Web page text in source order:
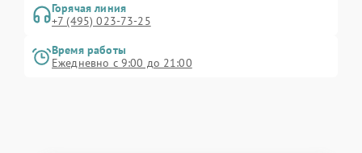
Горячая линия
+7 (495) 023-73-25
Время работы
Ежедневно с 9:00 до 21:00